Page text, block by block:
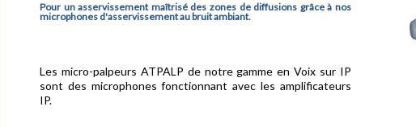
Pour un asservissement maîtrisé des zones de diffusions grâce à nos
microphones d'asservissement au bruit ambiant.
Les micro-palpeurs ATPALP de notre gamme en Voix sur IP
sont des microphones fonctionnant avec les amplificateurs
IP.